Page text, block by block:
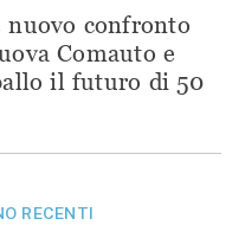
nuovo confronto
Comauto e
il futuro di 50
RECENTI